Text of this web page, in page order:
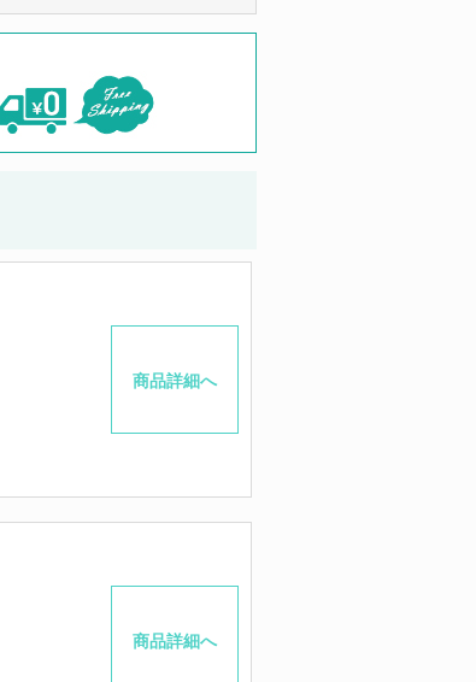
商品詳細へ
商品詳細へ